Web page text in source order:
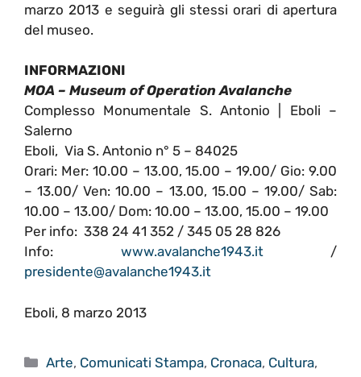
marzo 2013 e seguirà gli stessi orari di apertura
del museo.
INFORMAZIONI
MOA – Museum of Operation Avalanche
Complesso Monumentale S. Antonio | Eboli –
Salerno
Eboli, Via S. Antonio n° 5 – 84025
Orari: Mer: 10.00 – 13.00, 15.00 – 19.00/ Gio: 9.00
– 13.00/ Ven: 10.00 – 13.00, 15.00 – 19.00/ Sab:
10.00 – 13.00/ Dom: 10.00 – 13.00, 15.00 – 19.00
Per info: 338 24 41 352 / 345 05 28 826
Info: www.avalanche1943.it/
presidente@avalanche1943.it
Eboli, 8 marzo 2013
Categorie
Arte, Comunicati Stampa, Cronaca, Cultura,